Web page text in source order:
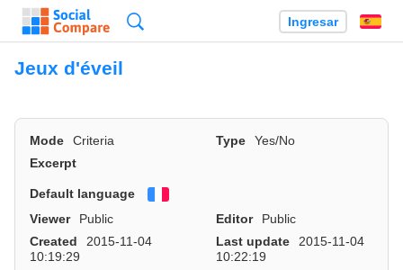
Ingresar
Jeux d'éveil
Mode Criteria Type
Yes/No
Excerpt
Default language
Viewer
Public Editor
Public
Created
2015-11-04
10:19:29
Last update
2015-11-04
10:22:19